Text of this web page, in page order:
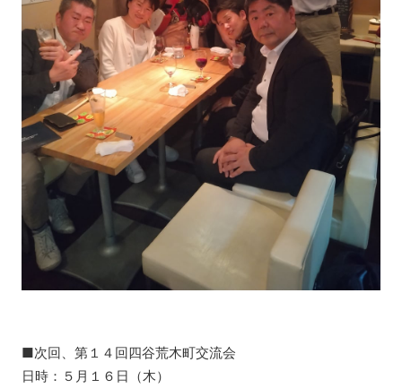
■次回、第１４回四谷荒木町交流会
日時：５月１６日（木）